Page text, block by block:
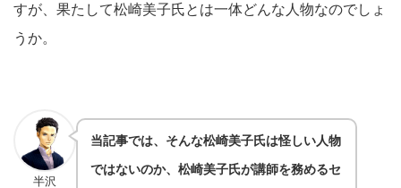
すが、果たして松崎美子氏とは一体どんな人物なのでしょ
うか。
半沢
当記事では、そんな松崎美子氏は怪しい人物
ではないのか、松崎美子氏が講師を務めるセ